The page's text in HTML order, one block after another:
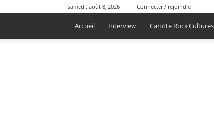
samedi, août 8, 2026 Connecter / rejoindre
Accueil Interview Carotte Rock Cultures